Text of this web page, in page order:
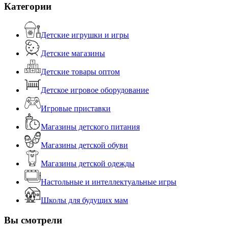
Категории
Детские игрушки и игры
Детские магазины
Детские товары оптом
Детское игровое оборудование
Игровые приставки
Магазины детского питания
Магазины детской обуви
Магазины детской одежды
Настольные и интеллектуальные игры
Школы для будущих мам
Вы смотрели